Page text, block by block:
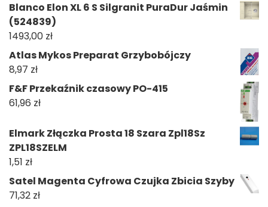
Blanco Elon XL 6 S Silgranit PuraDur Jaśmin
(524839)
1493,00 zł
Atlas Mykos Preparat Grzybobójczy
8,97 zł
F&F Przekaźnik czasowy PO-415
61,96 zł
Elmark Złączka Prosta 18 Szara Zpl18Sz
ZPL18SZELM
1,51 zł
Satel Magenta Cyfrowa Czujka Zbicia Szyby
71,32 zł